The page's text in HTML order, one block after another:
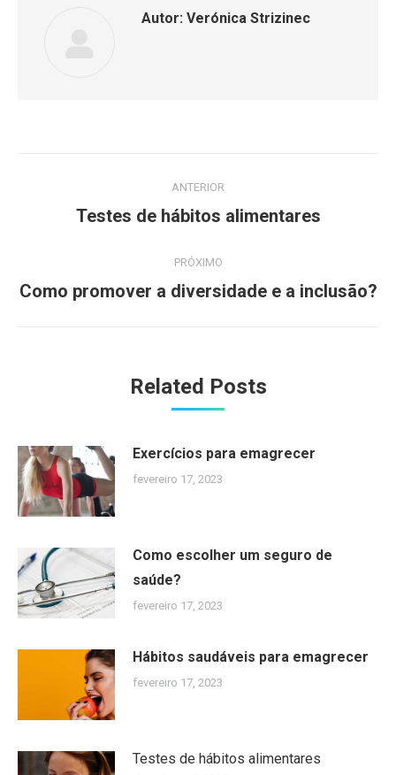
Autor: Verónica Strizinec
ANTERIOR
Post
Testes de hábitos alimentares
PRÓXIMO
Próximo
Como promover a diversidade e a inclusão?
Related Posts
Exercícios para emagrecer
fevereiro 17, 2023
Como escolher um seguro de
saúde?
fevereiro 17, 2023
Hábitos saudáveis ​​para emagrecer
fevereiro 17, 2023
Testes de hábitos alimentares